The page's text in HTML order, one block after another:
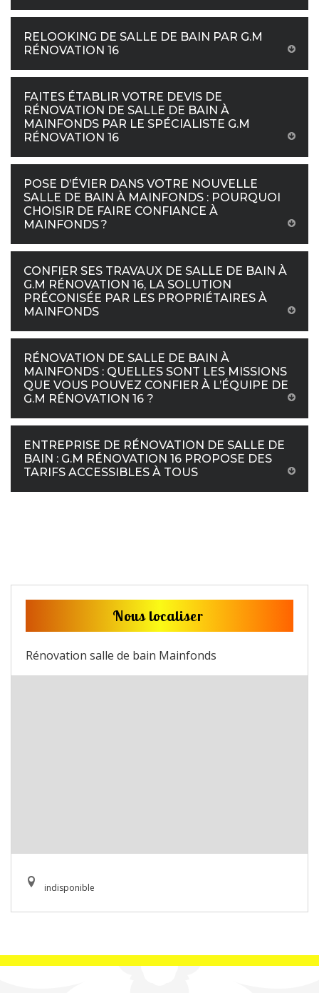
RELOOKING DE SALLE DE BAIN PAR G.M
RÉNOVATION 16
FAITES ÉTABLIR VOTRE DEVIS DE
RÉNOVATION DE SALLE DE BAIN À
MAINFONDS PAR LE SPÉCIALISTE G.M
RÉNOVATION 16
POSE D’ÉVIER DANS VOTRE NOUVELLE
SALLE DE BAIN À MAINFONDS : POURQUOI
CHOISIR DE FAIRE CONFIANCE À
MAINFONDS ?
CONFIER SES TRAVAUX DE SALLE DE BAIN À
G.M RÉNOVATION 16, LA SOLUTION
PRÉCONISÉE PAR LES PROPRIÉTAIRES À
MAINFONDS
RÉNOVATION DE SALLE DE BAIN À
MAINFONDS : QUELLES SONT LES MISSIONS
QUE VOUS POUVEZ CONFIER À L’ÉQUIPE DE
G.M RÉNOVATION 16 ?
ENTREPRISE DE RÉNOVATION DE SALLE DE
BAIN : G.M RÉNOVATION 16 PROPOSE DES
TARIFS ACCESSIBLES À TOUS
Nous localiser
Rénovation salle de bain Mainfonds
indisponible